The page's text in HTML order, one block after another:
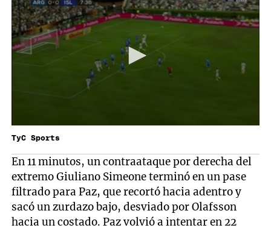
TyC Sports
En 11 minutos, un contraataque por derecha del
extremo Giuliano Simeone terminó en un pase
filtrado para Paz, que recortó hacia adentro y
sacó un zurdazo bajo, desviado por Olafsson
hacia un costado. Paz volvió a intentar en 22